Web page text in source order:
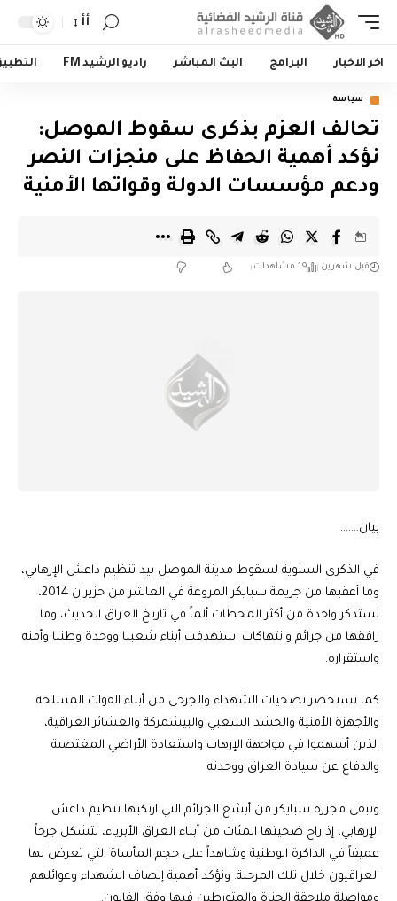
أأ
اخر الاخبار البرامج البث المباشر راديو الرشيد FM
سياسة
تحالف العزم بذكرى سقوط الموصل:
نؤكد أهمية الحفاظ على منجزات النصر
ودعم مؤسسات الدولة وقواتها الأمنية
قبل شهرين 19 مشاهدات
بيان…….
في الذكرى السنوية لسقوط مدينة الموصل بيد تنظيم داعش الإرهابي،
وما أعقبها من جريمة سبايكر المروعة في العاشر من حزيران 2014،
نستذكر واحدة من أكثر المحطات ألماً في تاريخ العراق الحديث، وما
رافقها من جرائم وانتهاكات استهدفت أبناء شعبنا ووحدة وطننا وأمنه
واستقراره.
كما نستحضر تضحيات الشهداء والجرحى من أبناء القوات المسلحة
والأجهزة الأمنية والحشد الشعبي والبيشمركة والعشائر العراقية،
الذين أسهموا في مواجهة الإرهاب واستعادة الأراضي المغتصبة
والدفاع عن سيادة العراق ووحدته.
وتبقى مجزرة سبايكر من أبشع الجرائم التي ارتكبها تنظيم داعش
الإرهابي، إذ راح ضحيتها المئات من أبناء العراق الأبرياء، لتشكل جرحاً
عميقاً في الذاكرة الوطنية وشاهداً على حجم المأساة التي تعرض لها
العراقيون خلال تلك المرحلة. ونؤكد أهمية إنصاف الشهداء وعوائلهم